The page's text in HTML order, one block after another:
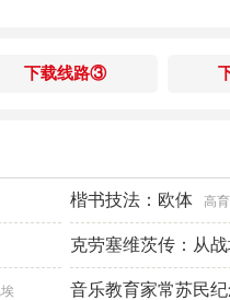
下载线路③
楷书技法：欧体 高
克劳塞维茨传：从
·斯托克
音乐教育家常苏民